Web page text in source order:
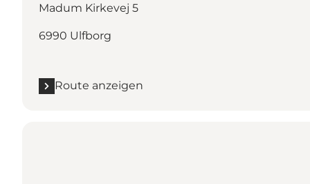
Madum Kirkevej 5
6990 Ulfborg
Route anzeigen